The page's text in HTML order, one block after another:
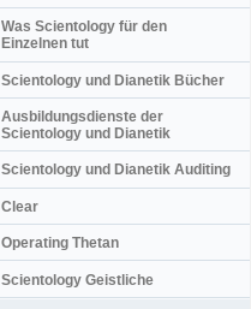
Was Scientology für den
Einzelnen tut
Scientology und Dianetik Bücher
Ausbildungsdienste der
Scientology und Dianetik
Scientology und Dianetik Auditing
Clear
Operating Thetan
Scientology Geistliche